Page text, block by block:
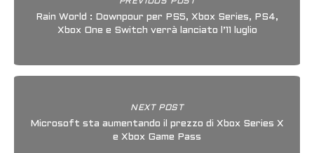
Rain World : Downpour per PS5, Xbox Series, PS4,
Xbox One e Switch verrà lanciato l’11 luglio
NEXT POST
Microsoft sta aumentando il prezzo di Xbox Series X
e Xbox Game Pass